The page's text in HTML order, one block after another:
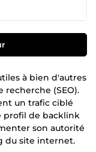
à bien d'autres
(SEO).
un trafic ciblé
profil de backlink
son autorité
du site internet.